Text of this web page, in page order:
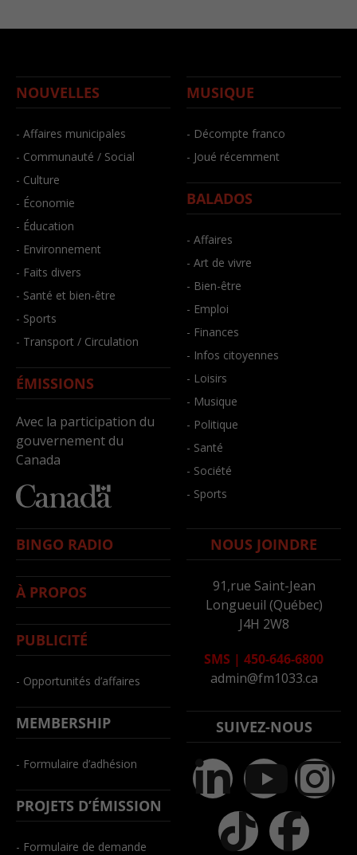
NOUVELLES
- Affaires municipales
- Communauté / Social
- Culture
- Économie
- Éducation
- Environnement
- Faits divers
- Santé et bien-être
- Sports
- Transport / Circulation
ÉMISSIONS
Avec la participation du
gouvernement du
Canada
MUSIQUE
- Décompte franco
- Joué récemment
BALADOS
- Affaires
- Art de vivre
- Bien-être
- Emploi
- Finances
- Infos citoyennes
- Loisirs
- Musique
- Politique
- Santé
- Société
- Sports
BINGO RADIO
À PROPOS
PUBLICITÉ
- Opportunités d’affaires
MEMBERSHIP
- Formulaire d’adhésion
PROJETS D’ÉMISSION
- Formulaire de demande
NOUS JOINDRE
91,rue Saint-Jean
Longueuil (Québec)
J4H 2W8
SMS | 450-646-6800
admin@fm1033.ca
SUIVEZ-NOUS